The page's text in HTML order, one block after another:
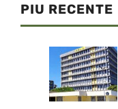
PIU RECENTE